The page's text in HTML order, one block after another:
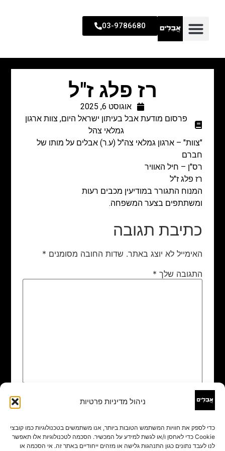
ניהול מדיניות פרטיות
כדי לספק את חוויות המשתמש הטובות ביותר, אנו משתמשים בטכנולוגיות כמו קובצי
Cookie כדי לאחסן ו/או לגשת למידע על המכשיר. הסכמה לטכנולוגיות אלו תאפשר
לנו לעבד נתונים כגון התנהגות גלישה או מזהים ייחודיים באתר זה. אי הסכמה או
03-9786680
רז פלג ז"ל
אוגוסט 6, 2025
פרסום מודעת אבל בעיתון ישראל היום, צוות ארגון
גמלאי צהל
"צוות" – ארגון גמלאי צה"ל (ע.ר) אבלים על מותו של
חברם
רס"ן – חיל האוויר
רז פלג ז"ל
המנוח התגורר במודיעין מכבים רעות
ומשתתפים בצער המשפחה.
כתיבת תגובה
האימייל לא יוצג באתר. שדות החובה מסומנים *
התגובה שלך *
שם
אימייל*